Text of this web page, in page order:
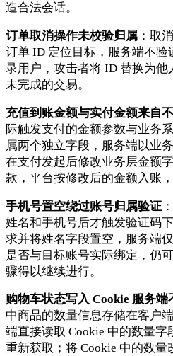
造合法会话。
订单取消操作未校验归属 ：取
订单 ID 定位目标，服务端不
录用户，攻击者将 ID 替换为他
未完成的交易。
充值到账金额与实付金额来自
际触发支付的金额参数与业务
属两个独立字段，服务端以业
在支付发起后修改业务层金额
款，平台按修改后的金额入账
手机号置空绕过账号归属验证
姓名和手机号后才触发验证码
求并将姓名字段置空，服务端
是否与目标账号实际绑定，仍
骤得以继续进行。
购物车状态写入 Cookie 服务端
中商品的数量信息存储在客户
端直接读取 Cookie 中的数量
重新获取；将 Cookie 中的数量